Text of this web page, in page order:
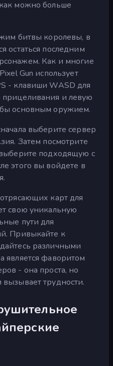
можно больше
битвы королевы, в
остаться последним
Как и многие
Gun использует
- клавиши WASD для
и левую
основным оружием.
выберите сервер
Затем посмотрите
подходящую с
этого вы войдете в
карт для
свою уникальную
пути для
Привыкайте к
различными
фаворитом
- она проста, но
трудности.